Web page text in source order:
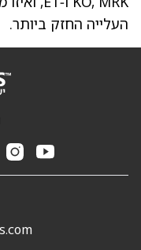
העלייה החזק ביותר.